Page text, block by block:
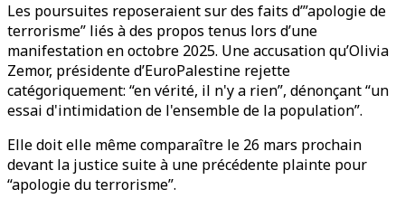
Les poursuites reposeraient sur des faits d’”apologie de
terrorisme” liés à des propos tenus lors d’une
manifestation en octobre 2025. Une accusation qu’Olivia
Zemor, présidente d’EuroPalestine rejette
catégoriquement: “en vérité, il n'y a rien”, dénonçant “un
essai d'intimidation de l'ensemble de la population”.
Elle doit elle même comparaître le 26 mars prochain
devant la justice suite à une précédente plainte pour
“apologie du terrorisme”.